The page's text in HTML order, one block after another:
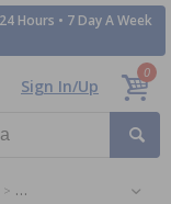
Hours • 7 Day A Week
Sign In/Up
0
Hayward Perflex DE Filter